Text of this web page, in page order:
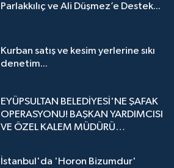
Parlakkılıç ve Ali Düşmez’e Destek...
Kurban satış ve kesim yerlerine sıkı
denetim...
EYÜPSULTAN BELEDİYESİ'NE ŞAFAK
OPERASYONU! BAŞKAN YARDIMCISI
VE ÖZEL KALEM MÜDÜRÜ
İstanbul'da 'Horon Bizumdur'